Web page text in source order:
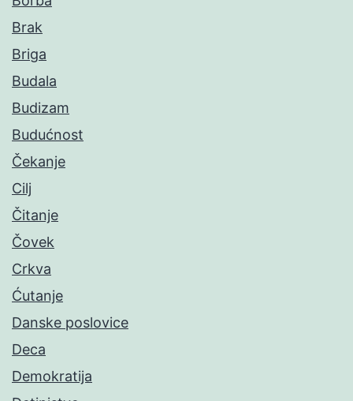
Brak
Briga
Budala
Budizam
Budućnost
Čekanje
Cilj
Čitanje
Čovek
Crkva
Ćutanje
Danske poslovice
Deca
Demokratija